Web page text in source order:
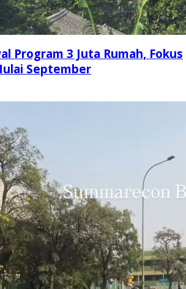
Program 3 Juta Rumah, Fokus
September